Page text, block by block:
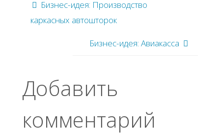
Бизнес-идея: Производство
каркасных автошторок
Бизнес-идея: Авиакасса
Добавить
комментарий